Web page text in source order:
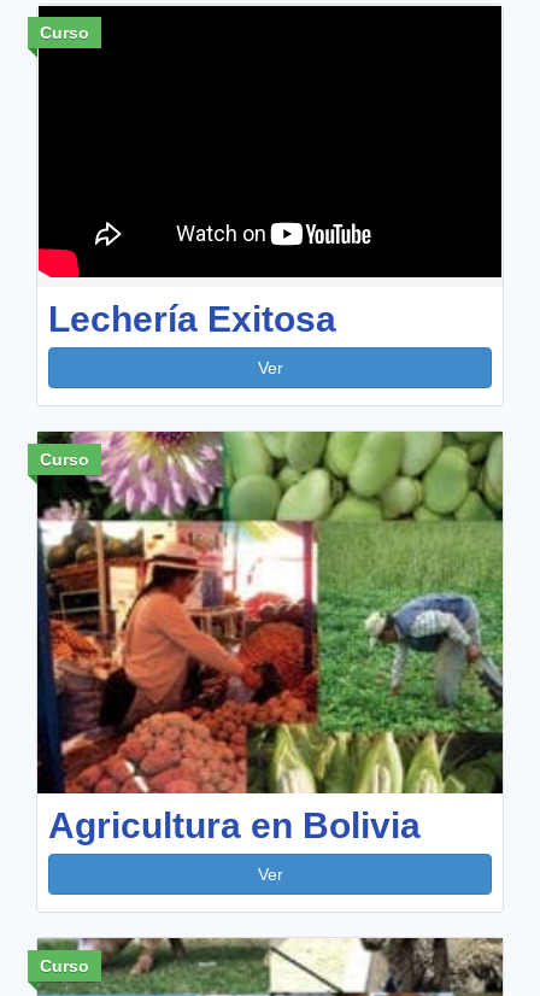
Curso
Lechería Exitosa
Ver
Curso
Agricultura en Bolivia
Ver
Curso